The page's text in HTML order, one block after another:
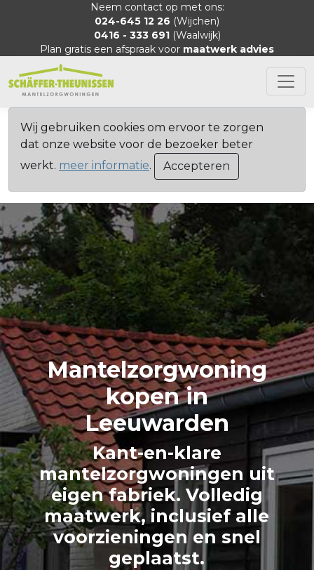
Neem contact op met ons:
024-645 12 26 (Wijchen)
0416 - 333 691(Waalwijk)
Plan gratis een afspraak voor maatwerk advies
Wij gebruiken cookies om ervoor te zorgen
dat onze website voor de bezoeker beter
werkt. meer informatie. Accepteren
Mantelzorgwoning
kopen in
Leeuwarden
Kant-en-klare
mantelzorgwoningen uit
eigen fabriek. Volledig
maatwerk, inclusief alle
voorzieningen en snel
geplaatst.